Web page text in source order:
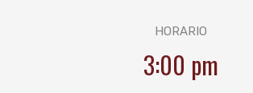
HORARIO
3:00 pm